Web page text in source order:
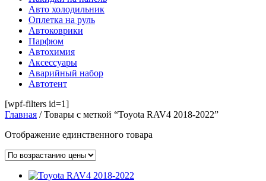
Авто холодильник
Оплетка на руль
Автоковрики
Парфюм
Автохимия
Аксессуары
Аварийный набор
Автотент
[wpf-filters id=1]
Главная / Товары с меткой “Toyota RAV4 2018-2022”
Отображение единственного товара